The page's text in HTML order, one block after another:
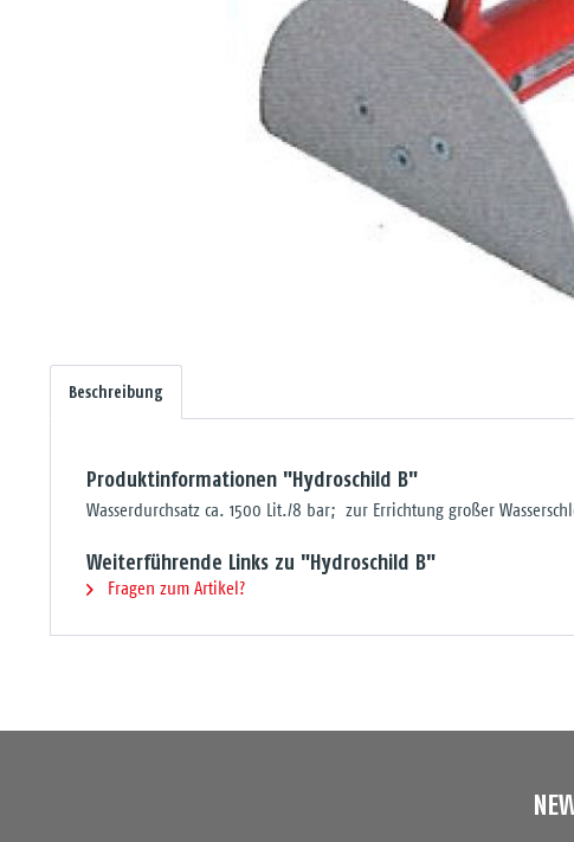
Beschreibung
Produktinformationen "Hydroschild B"
Wasserdurchsatz ca. 1500 Lit./8 bar; zur Errichtung großer
Weiterführende Links zu "Hydroschild B"
Fragen zum Artikel?